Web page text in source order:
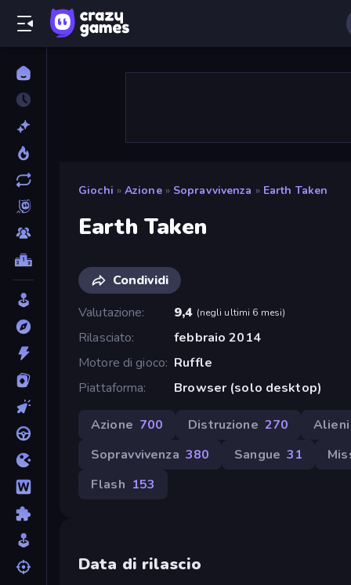
Giochi » Azione » Sopravvivenza » Earth Taken
Earth Taken
Condividi
Valutazione
9,4 (negli ultimi 6 mesi)
Rilasciato
febbraio 2014
Motore di gioco Ruffle
Piattaforma
Browser (solo desktop)
Azione 700 Distruzione 270
Alieni
Sopravvivenza 380 Sangue 31
Flash 153
Data di rilascio